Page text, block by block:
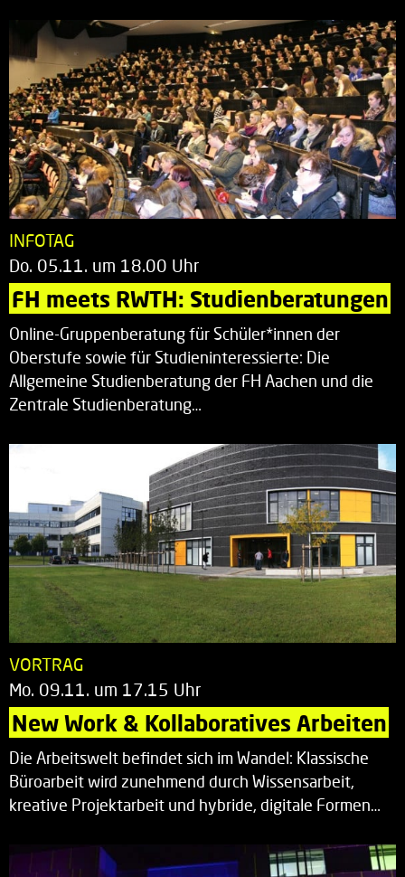
INFOTAG
Do. 05.11. um 18.00 Uhr
FH meets RWTH: Studienberatungen
Online-Gruppenberatung für Schüler*innen der
Oberstufe sowie für Studieninteressierte: Die
Allgemeine Studienberatung der FH Aachen und die
Zentrale Studienberatung…
VORTRAG
Mo. 09.11. um 17.15 Uhr
New Work & Kollaboratives Arbeiten
Die Arbeitswelt befindet sich im Wandel: Klassische
Büroarbeit wird zunehmend durch Wissensarbeit,
kreative Projektarbeit und hybride, digitale Formen…